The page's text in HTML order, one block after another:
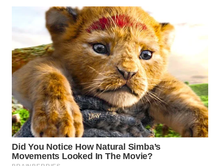
DANAU
TOBA
WN
NIAS
WN
LANGKAT
WN